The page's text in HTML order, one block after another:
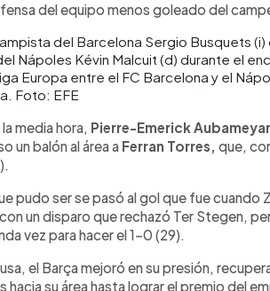
del equipo menos goleado del
del Barcelona Sergio Busquets
Nápoles Kévin Malcuit (d) durante el
Europa entre el FC Barcelona y el
Foto: EFE
media hora, Pierre-Emerick
un balón al área a Ferran Torres, que,
pudo ser se pasó al gol que fue cuando
un disparo que rechazó Ter Stegen,
vez para hacer el 1-0 (29).
el Barça mejoró en su presión,
hacia su área hasta lograr el premio del